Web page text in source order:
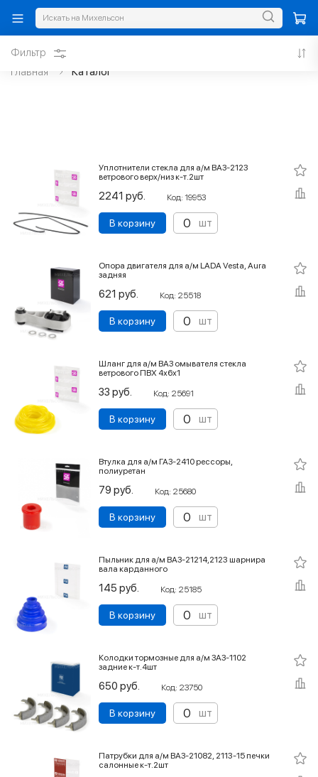
Главная Каталог
Фильтр
Уплотнители стекла для а/м ВАЗ-2123
ветрового верх/низ к-т.2шт
2241 руб. Код: 19953
В корзину шт
Опора двигателя для а/м LADA Vesta, Aura
задняя
621 руб. Код: 25518
В корзину шт
Шланг для а/м ВАЗ омывателя стекла
ветрового ПВХ 4х6х1
33 руб. Код: 25691
В корзину шт
Втулка для а/м ГАЗ-2410 рессоры,
полиуретан
79 руб. Код: 25680
В корзину шт
Пыльник для а/м ВАЗ-21214,2123 шарнира
вала карданного
145 руб. Код: 25185
В корзину шт
Колодки тормозные для а/м ЗАЗ-1102
задние к-т.4шт
650 руб. Код: 23750
В корзину шт
Патрубки для а/м ВАЗ-21082, 2113-15 печки
салонные к-т.2шт